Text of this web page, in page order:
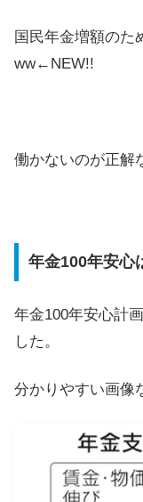
国民年金増額のた
ww←NEW!!
働かないのが正解
年金100年安心
年金100年安心計
した。
分かりやすい画像